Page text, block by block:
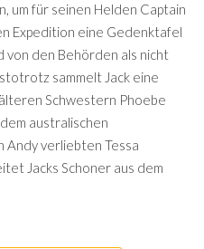
um für seinen Helden Captain
Expedition eine Gedenktafel
von den Behörden als nicht
sammelt Jack eine
Schwestern Phoebe
australischen
Andy verliebten Tessa
Jacks Schoner aus dem